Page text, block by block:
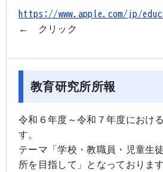
https://www.apple.com/jp/
← クリック
教育研究所所報
令和６年度～令和７年度におけ
す。
テーマ「学校・教職員・児童生
所を目指して」となっております